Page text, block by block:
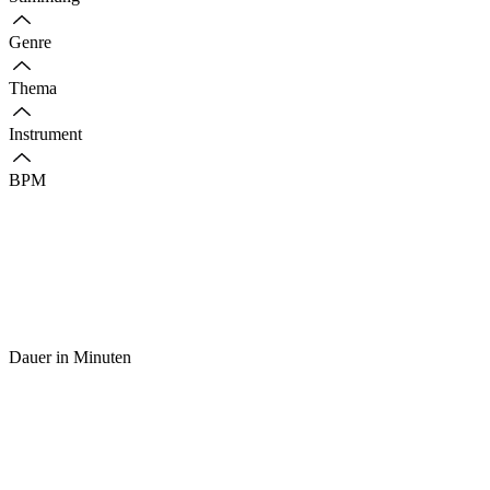
Genre
Thema
Instrument
BPM
Dauer in Minuten